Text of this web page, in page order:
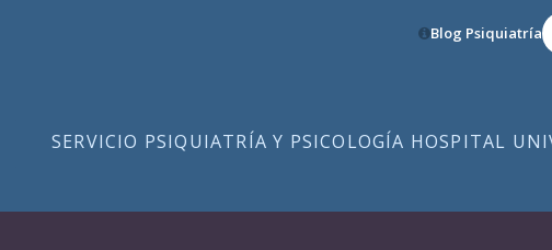
Blog Psiquiatría
SERVICIO PSIQUIATRÍA Y PSICOLOGÍA HOSPITAL